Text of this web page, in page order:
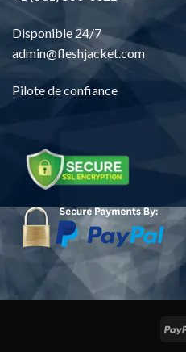
Disponible 24/7
admin@fleshjacket.com
Pilote de confiance